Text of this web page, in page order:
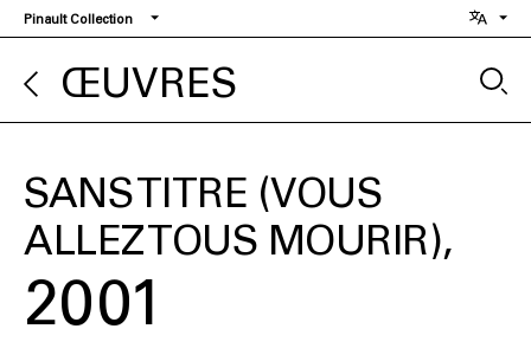
Aller
au
contenu
principal
Pinault Collection
ŒUVRES
SANS TITRE (VOUS
ALLEZ TOUS MOURIR)
2001